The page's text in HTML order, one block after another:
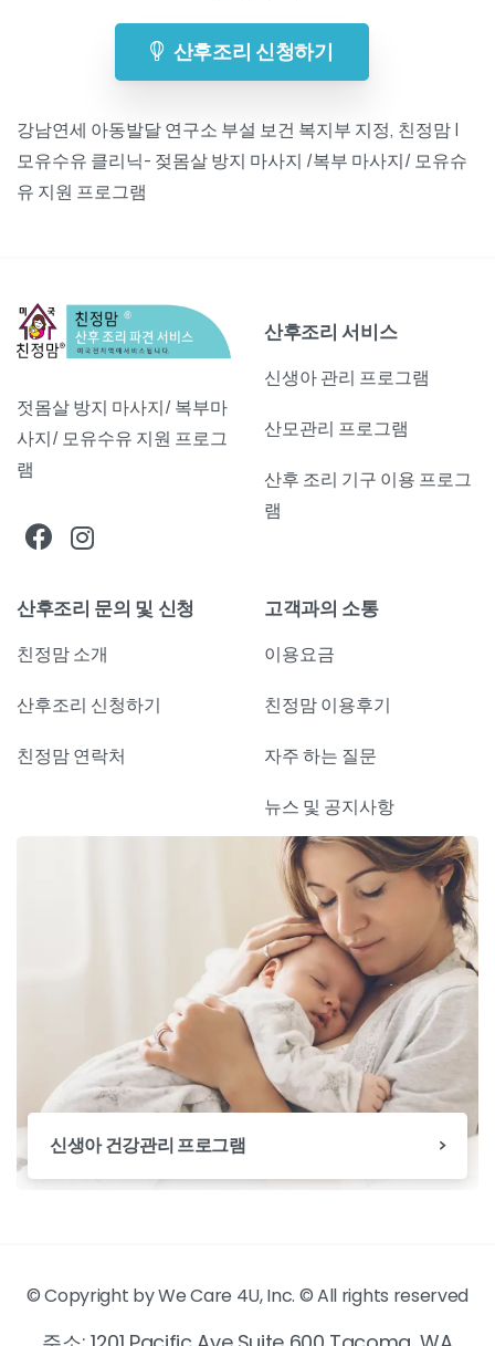
산후조리 신청하기
강남연세 아동발달 연구소 부설 보건 복지부 지정, 친정맘 |
모유수유 클리닉- 젖몸살 방지 마사지 /복부 마사지/ 모유슈
유 지원 프로그램
젓몸살 방지 마사지/ 복부마
사지/ 모유수유 지원 프로그
램
산후조리 서비스
신생아 관리 프로그램
산모관리 프로그램
산후 조리 기구 이용 프로그
램
산후조리 문의 및 신청
친정맘 소개
산후조리 신청하기
친정맘 연락처
고객과의 소통
이용요금
친정맘 이용후기
자주 하는 질문
뉴스 및 공지사항
신생아 건강관리 프로그램
© Copyright by We Care 4U, Inc. © All rights reserved